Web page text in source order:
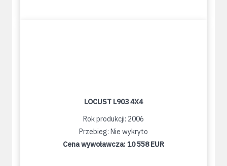
LOCUST L903 4X4
Rok produkcji: 2006
Przebieg: Nie wykryto
Cena wywoławcza:10 558 EUR